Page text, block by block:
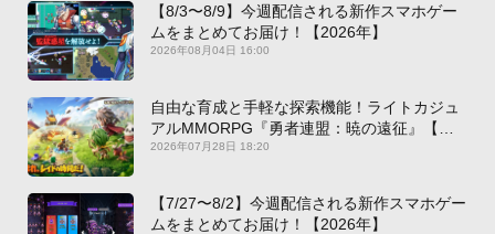
【8/3〜8/9】今週配信される新作スマホゲー
ムをまとめてお届け！【2026年】
2026年08月04日 16:00
自由な育成と手軽な探索機能！ライトカジュ
アルMMORPG『勇者連盟：暁の遠征』【最
新作PICKUP】
2026年07月28日 18:20
【7/27〜8/2】今週配信される新作スマホゲー
ムをまとめてお届け！【2026年】